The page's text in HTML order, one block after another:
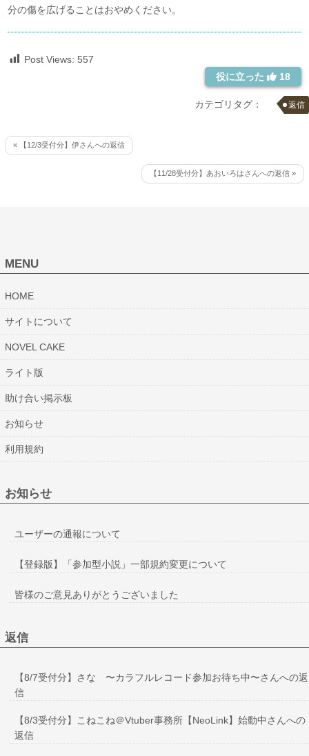
分の傷を広げることはおやめください。
Post Views: 557
役に立った
18
カテゴリタグ： 返信
« 【12/3受付分】伊さんへの返信
【11/28受付分】あおいろはさんへの返信 »
MENU
HOME
サイトについて
NOVEL CAKE
ライト版
助け合い掲示板
お知らせ
利用規約
お知らせ
ユーザーの通報について
【登録版】「参加型小説」一部規約変更について
皆様のご意見ありがとうございました
返信
【8/7受付分】さな 〜カラフルレコード参加お待ち中〜さんへの返
信
【8/3受付分】こねこね＠Vtuber事務所【NeoLink】始動中さんへの
返信